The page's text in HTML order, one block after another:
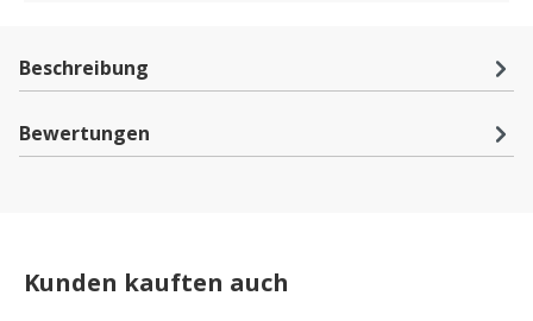
Beschreibung
Bewertungen
Kunden kauften auch